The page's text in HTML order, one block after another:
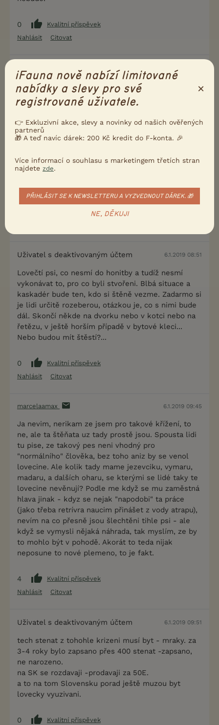
0
Kvalitní příspěvek
Nahlásit
Citovat
Inspektor Pišišvor napsal(a):
Problém je, že těm myslivcům je takový pes na
A taky to asi není úplně v souladu s tím
šlechtitelským programem, když ta zvířata
dalšího šlechtění zmizí v propadlišti dějin ...
Kvalitní příspěvek
Uživatel s deaktivovaným účtem 6.1.2019 08:51
Lovečtí psi, co nesmí do honitby a tudíž nesmí
vykonávat to, pro co byli stvořeni. Blbá situace a
kaskadér bude ten, kdo si štěně vezme. Zadarmo si
je lidi určitě rozeberou, otázkou je, co s nimi bude
dál. Skončí někde na dvorku nebo v kotci nebo na
řetězu, v ještě horším případě v bytové kleci...
Nebo budou mít štěstí?...
0
Kvalitní příspěvek
Nahlásit
Citovat
marcelaamax 6.1.2019 09:45
Ja nevim, nerikam ze jsem pro takové křížení, to
ne, ale ta štěňata uz tady prostě jsou. Spousta lidi
tu pise, ze takový pes neni vhodný pro
"normálního" člověka, bez toho aniz by se venol
lovecine. Ale kolik tady mame jezevciku, vymaru,
madaru, a dalších oharu, se kterými se lidé taky te
lovecine nevěnují? Podle me když se mu zaměstná
hlava jinak - kdyz se nejak "napodobi" ta práce
(jako třeba retrívra naucim přinášet z vody atrapu),
nevím na co přesně jsou šlechtěni tihle psi - ale
když se vymysli nějaká náhrada, tak myslím, ze by
to mohlo být v pohodě. Akorát to teda nijak
neposune to nové plemeno, to je fakt.
4
Kvalitní příspěvek
Nahlásit
Citovat
Uživatel s deaktivovaným účtem 6.1.2019 09:51
tech stenat z tohohle krizeni musí byt - mraky. za
3-4 roky bylo zapsano přes 400 stenat -zapsano,
ne narozeno.
na SK se rozdavaji -prodavaji za 50E.
a to na tom Slovensku porad ještě muzou byt
lovecky vyuzivani.
0
Kvalitní příspěvek
iFauna nově nabízí limitované
nabídky a slevy pro své
registrované uživatele.
×
👉 Exkluzivní akce, slevy a novinky od našich ověřených
partnerů
🎁 A teď navíc dárek: 200 Kč kredit do F-konta. 🎉
Více informací o souhlasu s marketingem třetích stran
najdete zde.
PŘIHLÁSIT SE K NEWSLETTERU A VYZVEDNOUT DÁREK. 🎁
NE, DĚKUJI